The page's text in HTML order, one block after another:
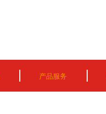
产品服务